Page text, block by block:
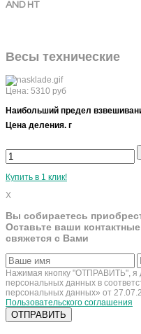
AND HT
Весы технические
Цена: 5310 руб
Наибольший предел
Цена деления. г
Купить в 1 клик!
X
Вы собираетесь
Оставьте ваши
свяжется с Вами
Нажимая кнопку "ОТПРАВИТЬ", я
персональных данных в
персональных данных» от
Пользовательского соглашения